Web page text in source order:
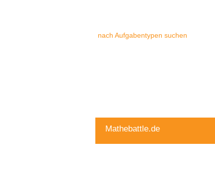
nach Aufgabentypen suchen
Mathebattle.de